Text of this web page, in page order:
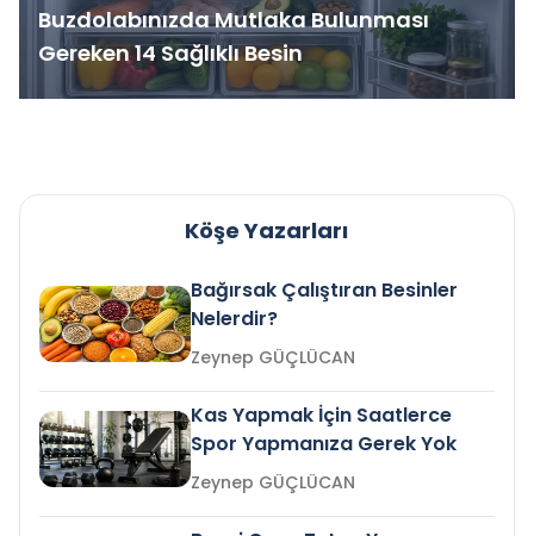
Buzdolabınızda Mutlaka Bulunması
Gereken 14 Sağlıklı Besin
Köşe Yazarları
Bağırsak Çalıştıran Besinler
Nelerdir?
Zeynep GÜÇLÜCAN
Kas Yapmak İçin Saatlerce
Spor Yapmanıza Gerek Yok
Zeynep GÜÇLÜCAN